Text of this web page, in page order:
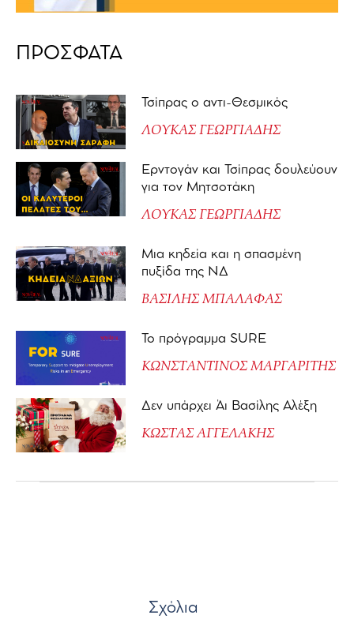
ΠΡΟΣΦΑΤΑ
Τσίπρας ο αντι-Θεσμικός
ΛΟΥΚΑΣ ΓΕΩΡΓΙΑΔΗΣ
Ερντογάν και Τσίπρας δουλεύουν
για τον Μητσοτάκη
ΛΟΥΚΑΣ ΓΕΩΡΓΙΑΔΗΣ
Μια κηδεία και η σπασμένη
πυξίδα της ΝΔ
ΒΑΣΙΛΗΣ ΜΠΑΛΑΦΑΣ
Το πρόγραμμα SURE
ΚΩΝΣΤΑΝΤΙΝΟΣ ΜΑΡΓΑΡΙΤΗΣ
Δεν υπάρχει Άι Βασίλης Αλέξη
ΚΩΣΤΑΣ ΑΓΓΕΛΑΚΗΣ
Σχόλια